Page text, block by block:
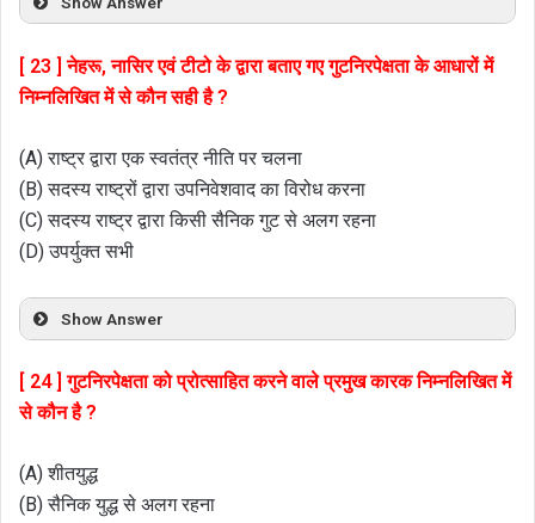
[ 23 ] नेहरू, नासिर एवं टीटो के द्वारा बताए गए गुटनिरपेक्षता के आधारों में
निम्नलिखित में से कौन सही है ?
(A) राष्ट्र द्वारा एक स्वतंत्र नीति पर चलना
(B) सदस्य राष्ट्रों द्वारा उपनिवेशवाद का विरोध करना
(C) सदस्य राष्ट्र द्वारा किसी सैनिक गुट से अलग रहना
(D) उपर्युक्त सभी
Show Answer
[ 24 ] गुटनिरपेक्षता को प्रोत्साहित करने वाले प्रमुख कारक निम्नलिखित में
से कौन है ?
(A) शीतयुद्ध
(B) सैनिक युद्ध से अलग रहना